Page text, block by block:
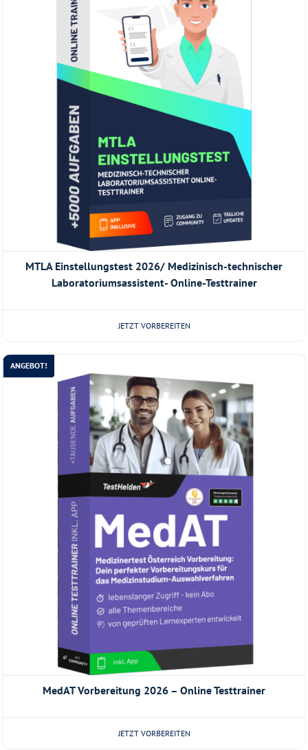
MTLA Einstellungstest 2026/ Medizinisch-technischer
Laboratoriumsassistent- Online-Testtrainer
JETZT VORBEREITEN
ANGEBOT!
MedAT Vorbereitung 2026 – Online Testtrainer
JETZT VORBEREITEN